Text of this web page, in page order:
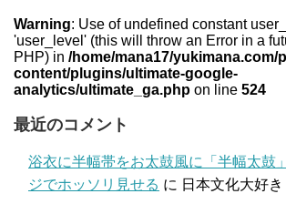
Warning: Use of undefined constant
'user_level' (this will throw an Error in a
PHP) in /home/mana17/yukimana.com/
content/plugins/ultimate-google-
analytics/ultimate_ga.php on line 524
最近のコメント
浴衣に半幅帯をお太鼓風に「半幅太
ジでホッソリ見せる に 日本文化大好き